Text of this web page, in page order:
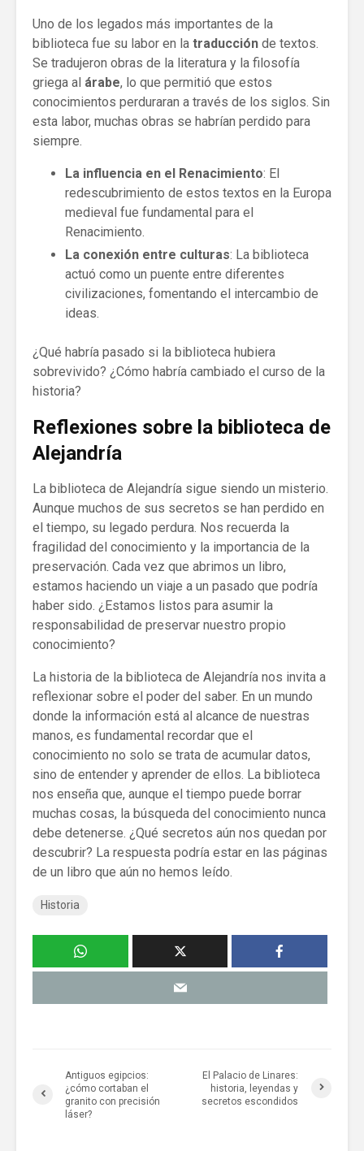
Uno de los legados más importantes de la
biblioteca fue su labor en la traducción de textos.
Se tradujeron obras de la literatura y la filosofía
griega al árabe, lo que permitió que estos
conocimientos perduraran a través de los siglos. Sin
esta labor, muchas obras se habrían perdido para
siempre.
La influencia en el Renacimiento: El
redescubrimiento de estos textos en la Europa
medieval fue fundamental para el
Renacimiento.
La conexión entre culturas: La biblioteca
actuó como un puente entre diferentes
civilizaciones, fomentando el intercambio de
ideas.
¿Qué habría pasado si la biblioteca hubiera
sobrevivido? ¿Cómo habría cambiado el curso de la
historia?
Reflexiones sobre la biblioteca de
Alejandría
La biblioteca de Alejandría sigue siendo un misterio.
Aunque muchos de sus secretos se han perdido en
el tiempo, su legado perdura. Nos recuerda la
fragilidad del conocimiento y la importancia de la
preservación. Cada vez que abrimos un libro,
estamos haciendo un viaje a un pasado que podría
haber sido. ¿Estamos listos para asumir la
responsabilidad de preservar nuestro propio
conocimiento?
La historia de la biblioteca de Alejandría nos invita a
reflexionar sobre el poder del saber. En un mundo
donde la información está al alcance de nuestras
manos, es fundamental recordar que el
conocimiento no solo se trata de acumular datos,
sino de entender y aprender de ellos. La biblioteca
nos enseña que, aunque el tiempo puede borrar
muchas cosas, la búsqueda del conocimiento nunca
debe detenerse. ¿Qué secretos aún nos quedan por
descubrir? La respuesta podría estar en las páginas
de un libro que aún no hemos leído.
Historia
Antiguos egipcios:
¿cómo cortaban el
granito con precisión
láser?
El Palacio de Linares:
historia, leyendas y
secretos escondidos